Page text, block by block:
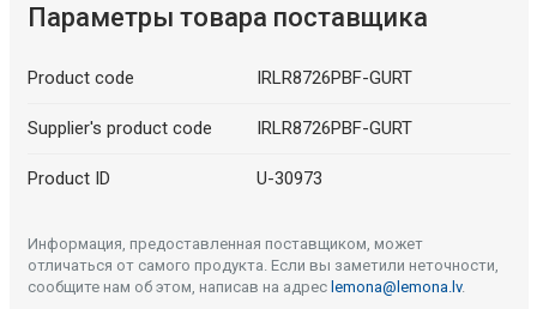
Параметры товара поставщика
Product code IRLR8726PBF-GURT
Supplier's product code IRLR8726PBF-GURT
Product ID U-30973
Информация, предоставленная поставщиком, может
отличаться от самого продукта. Если вы заметили неточности,
сообщите нам об этом, написав на адрес lemona@lemona.lv.